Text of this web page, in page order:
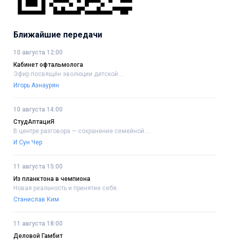
Ближайшие передачи
10 августа 12:00
Кабинет офтальмолога
Эфир посвящён эволюции детской....
Игорь Азнаурян
10 августа 14:00
СтудАптациЯ
В центре разговора — сохранение семейной....
И Сун Чер
11 августа 15:00
Из планктона в чемпиона
Новая реальность и принятие себя..
Станислав Ким
11 августа 18:00
Деловой Гамбит